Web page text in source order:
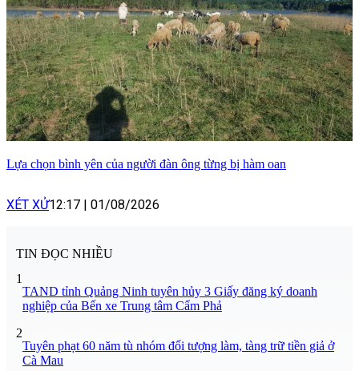
Lựa chọn bình yên của người đàn ông từng bị hàm oan
XÉT XỬ12:17 01/08/2026
TIN ĐỌC NHIỀU
1
TAND tỉnh Quảng Ninh tuyên hủy 3 Giấy đăng ký doanh
nghiệp của Bến xe Trung tâm Cẩm Phả
2
Tuyên phạt 60 năm tù nhóm đối tượng làm, tàng trữ tiền giả ở
Cà Mau